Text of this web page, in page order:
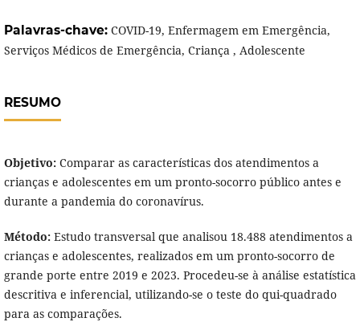
Palavras-chave: COVID-19, Enfermagem em Emergência,
Serviços Médicos de Emergência, Criança , Adolescente
RESUMO
Objetivo:Comparar as características dos atendimentos a
crianças e adolescentes em um pronto-socorro público antes e
durante a pandemia do coronavírus.
Método:Estudo transversal que analisou 18.488 atendimentos a
crianças e adolescentes, realizados em um pronto-socorro de
grande porte entre 2019 e 2023. Procedeu-se à análise estatística
descritiva e inferencial, utilizando-se o teste do qui-quadrado
para as comparações.